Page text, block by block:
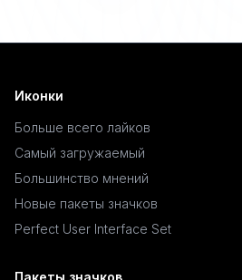
Иконки
Больше всего лайков
Самый загружаемый
Большинство мнений
Новые пакеты значков
Perfect User Interface Set
Пакеты значков